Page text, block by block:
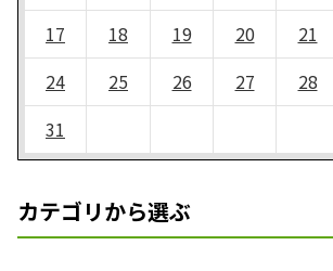
17
18 19 20 21
24
25 26 27 28
31
カテゴリから選ぶ